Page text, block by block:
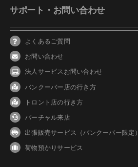
サポート・お問い合わせ
よくあるご質問
お問い合わせ
法人サービスお問い合わせ
バンクーバー 店の行き方
トロント店の行き方
バーチャル来店
出張販売サービス（バンクーバー限定）
荷物預かりサービス